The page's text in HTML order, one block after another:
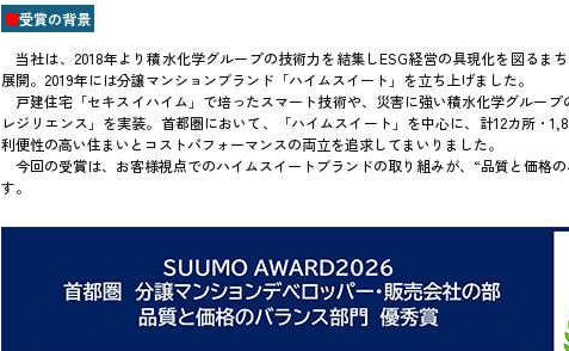
■受賞の背景
当社は、2018年より積水化学グループの技術力を結集しESG経営の具現化を図るま
展開。2019年には分譲マンションブランド「ハイムスイート」を立ち上げました。
戸建住宅「セキスイハイム」で培ったスマート技術や、災害に強い積水化学グルー
レジリエンス」を実装。首都圏において、「ハイムスイート」を中心に、計12カ所・
利便性の高い住まいとコストパフォーマンスの両立を追求してまいりました。
今回の受賞は、お客様視点でのハイムスイートブランドの取り組みが、“品質と価格
す。